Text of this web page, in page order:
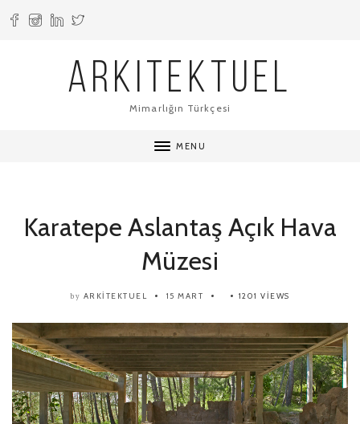
ARKITEKTUEL
Mimarlığın Türkçesi
MENU
Karatepe Aslantaş Açık Hava
Müzesi
by ARKITEKTUEL 15 MART 1201 VIEWS